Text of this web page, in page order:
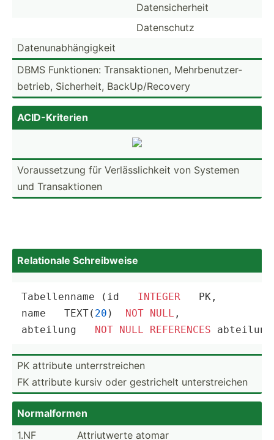
Datens­ich­erheit
Datens­chutz
Datenu­nab­hän­gigkeit
DBMS Funkti­onen: Transa­kti­onen, Mehrbe­nut­zer­
bet­rieb, Sicher­heit, BackUp­/Re­covery
ACID-K­rit­erien
Voraus­setzung für Verläs­sli­chkeit von Systemen
und Transa­ktionen
Relati­onale Schrei­bweise
Tabellenname (id INTEGER
   PK,
name   TEXT( 20 ) NOT NULL ,
abteilung NOT NULL REFERENCES
PK attribute unterr­str­eichen
FK attribute kursiv oder gestri­chelt unters­tre­ichen
Normal­formen
1.NF
Attriu­twerte atomar